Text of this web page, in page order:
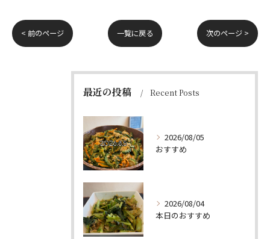
< 前のページ 一覧に戻る 次のページ >
最近の投稿 Recent Posts
2026/08/05
おすすめ
2026/08/04
本日のおすすめ